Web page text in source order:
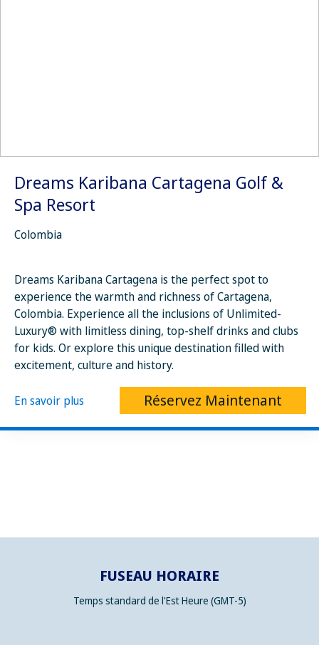
Dreams Karibana Cartagena Golf &
Spa Resort
Colombia
Dreams Karibana Cartagena is the perfect spot to
experience the warmth and richness of Cartagena,
Colombia. Experience all the inclusions of Unlimited-
Luxury® with limitless dining, top-shelf drinks and clubs
for kids. Or explore this unique destination filled with
excitement, culture and history.
En savoir plus Réservez Maintenant
FUSEAU HORAIRE
Temps standard de l'Est Heure (GMT-5)